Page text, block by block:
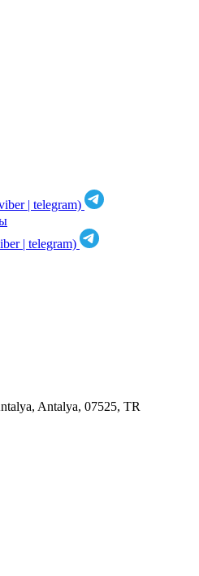
| telegram)
| telegram)
Antalya, 07525, TR